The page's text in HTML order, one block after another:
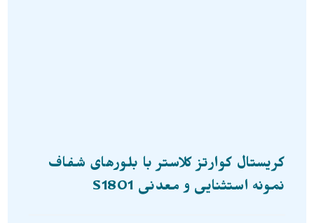
کریستال کوارتز کلاستر با بلورهای شفاف
نمونه استثنایی و معدنی S1801